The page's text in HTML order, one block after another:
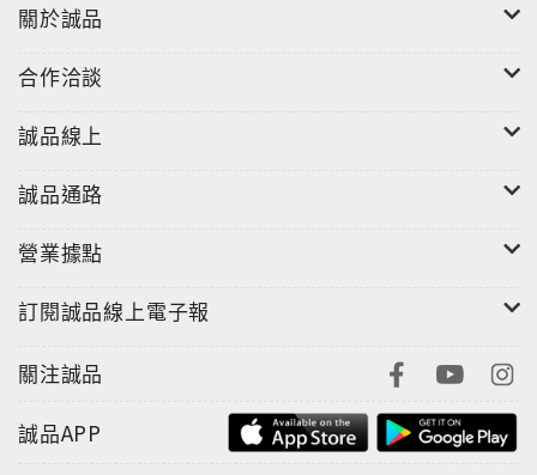
關於誠品
合作洽談
誠品線上
誠品通路
營業據點
訂閱誠品線上電子報
關注誠品
誠品APP